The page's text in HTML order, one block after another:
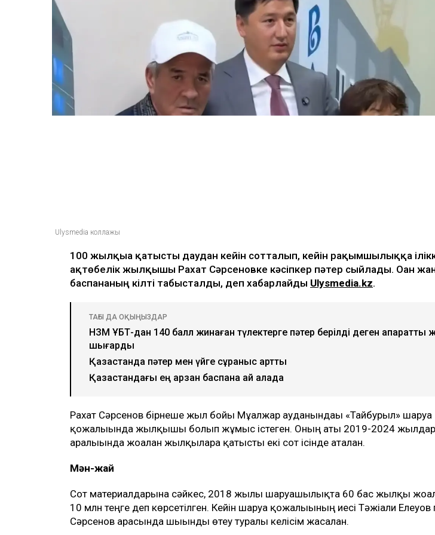
100 жылқы дауына байланысты
ақтөбелік жылқышыға кәсіпкер пәтер
сыйлады
05.08.2026, 11:30
Ulysmedia коллажы
100 жылқыға қатысты даудан кейін сотталып, кейін рақымшылыққа
ақтөбелік жылқышы Рахат Сәрсеновке кәсіпкер пәтер сыйлады. Оған
баспананың кілті табысталды, деп хабарлайды Ulysmedia.kz.
НЗМ ҰБТ-дан 140 балл жинаған түлектерге пәтер берілді деген ақпаратты
Қазақстанда пәтер мен үйге сұраныс артты
Қазақстандағы ең арзан баспана қай қалада